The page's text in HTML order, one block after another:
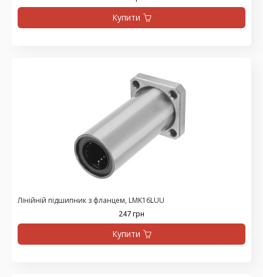
Купити
Лінійній підшипник з фланцем, LMK16LUU
247 грн
Купити